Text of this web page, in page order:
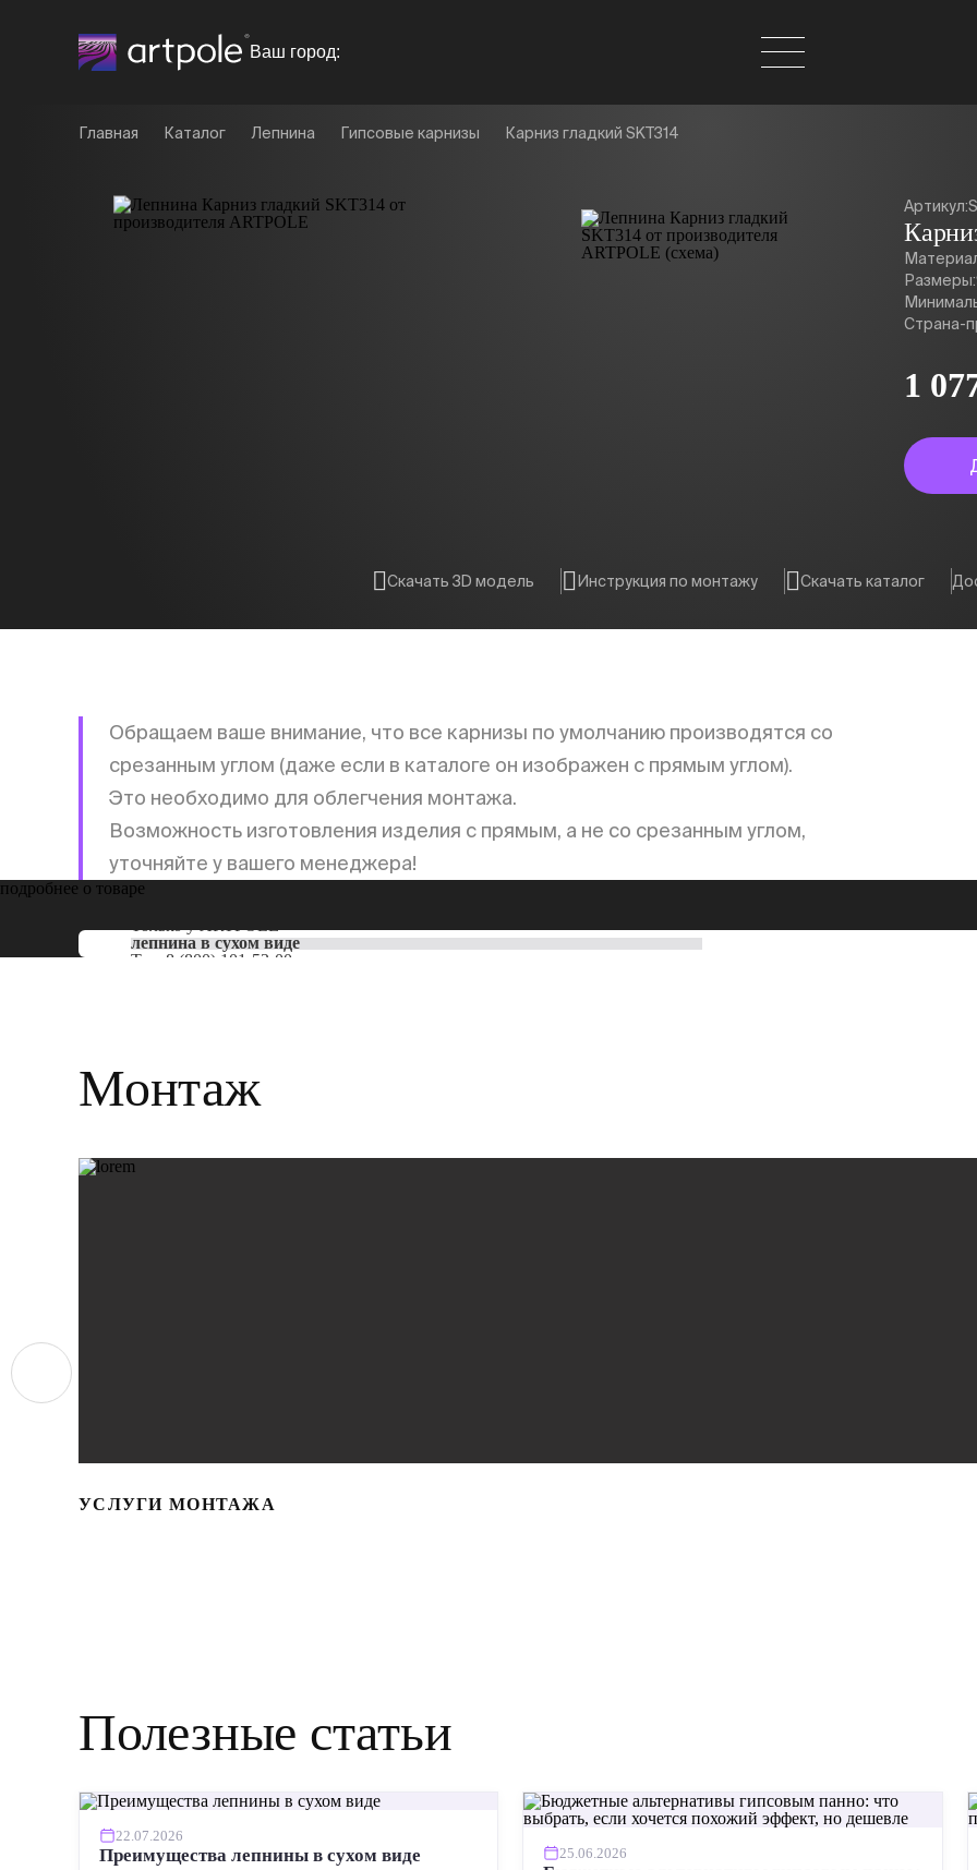
Ваш город:
Главная Каталог Лепнина Гипсовые карнизы Карниз гладкий SKT314
Артикул:
Размеры:
Страна-
1
Скачать 3D модель Инструкция по монтажу Скачать каталог
Обращаем ваше внимание, что все карнизы по умолчанию производятся со
срезанным углом (даже если в каталоге он изображен с прямым углом).
Это необходимо для облегчения монтажа.
Возможность изготовления изделия с прямым, а не со срезанным углом,
уточняйте у вашего менеджера!
подробнее о товаре
Только уARTPOLE
лепнина в сухом виде
Тел: 8 (800) 101-53-00
Монтаж
УСЛУГИ МОНТАЖА
Полезные статьи
22.07.2026
Преимущества лепнины в сухом виде 25.06.2026